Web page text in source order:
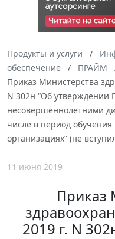
Продукты и услуги
обеспечение
ПРАЙМ
Приказ Министерства
N 302н “Об утверждении
несовершеннолетними
числе в период
организациях” (не
11 июня 2019
Приказ
2019 г. N